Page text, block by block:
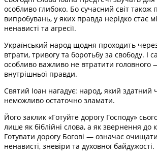
особливо глибоко. Бо сучасний світ також
випробувань, у яких правда нерідко стає
ненависті та агресії.
Український народ щодня проходить
втрати, тривогу та боротьбу за свободу. І
особливо важливо не втратити головного —
внутрішньої правди.
Святий Іоан нагадує: народ, який здатний
неможливо остаточно зламати.
Його заклик «Готуйте дорогу Господу»
лише як біблійні слова, а як звернення до
Готувати дорогу Богові — означає
ненависті, зневіри та духовної байдужості.